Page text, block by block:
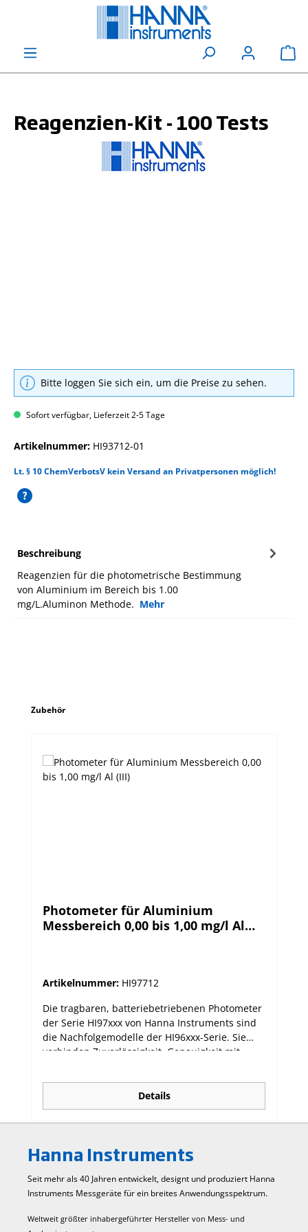
Reagenzien-Kit - 100 Tests
Bitte loggen Sie sich ein, um die Preise zu sehen.
Sofort verfügbar, Lieferzeit 2-5 Tage
Artikelnummer: HI93712-01
Lt. § 10 ChemVerbotsV kein Versand an Privatpersonen möglich!
Beschreibung
Reagenzien für die photometrische Bestimmung
von Aluminium im Bereich bis 1.00
mg/L.Aluminon Methode. Mehr
Produktgalerie überspringen
Zubehör
Photometer für Aluminium
Messbereich 0,00 bis 1,00 mg/l Al
Artikelnummer: HI97712
Die tragbaren, batteriebetriebenen Photometer
der Serie HI97xxx von Hanna Instruments sind
die Nachfolgemodelle der HI96xxx-Serie. Sie
verbinden Zuverlässigkeit, Genauigkeit mit
Photometer sind für viele unterschiedliche
Einzelparameter oder für eine Auswahl
verwandter Parameter verfügbar. Die neue
Serie hat ein fortschrittliches optisches System,
Schmalband-Interferenzfilter verwendet, der
ermöglicht. Das optische System ist gegen
Staub, Schmutz und Wasser von außen
dass sichergestellt ist, dass die Küvetten jedes
Details
Hanna Instruments
Seit mehr als 40 Jahren entwickelt, designt und produziert Hanna
Instruments Mess­geräte für ein breites Anwendungs­spektrum.
Weltweit größter inhabergeführter Hersteller von Mess- und